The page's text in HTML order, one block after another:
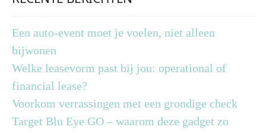
Een auto-event moet je voelen, niet alleen
bijwonen
Welke leasevorm past bij jou: operational of
financial lease?
Voorkom verrassingen met een grondige check
Target Blu Eye GO – waarom deze gadget zo